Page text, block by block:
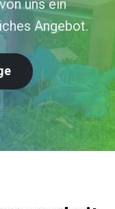
uns ein
Angebot.